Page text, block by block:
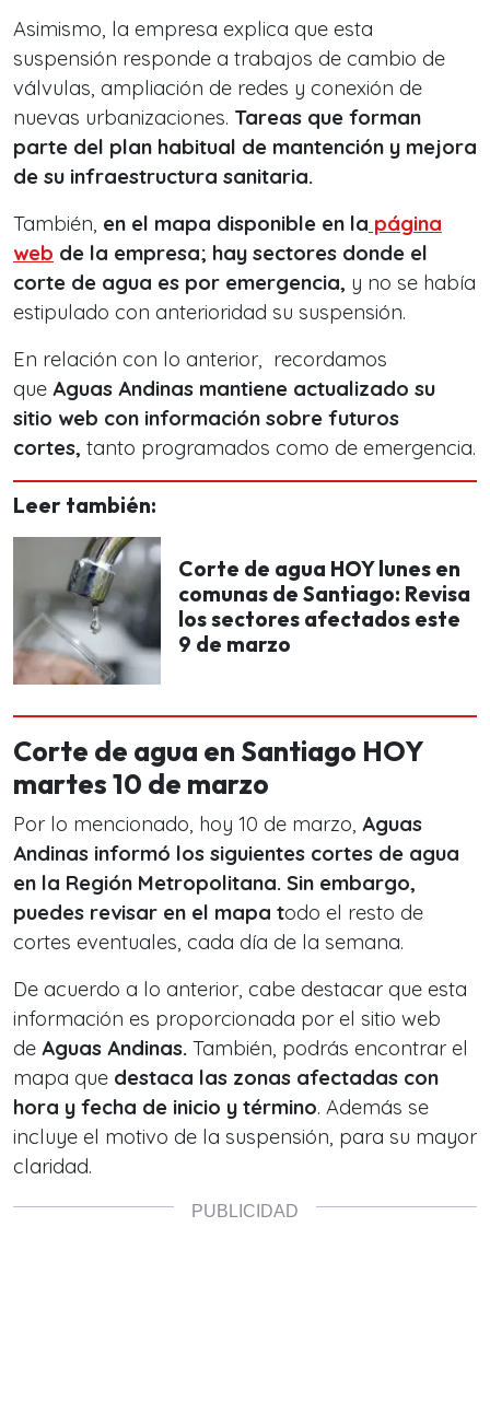
Asimismo, la empresa explica que esta
suspensión responde a trabajos de cambio de
válvulas, ampliación de redes y conexión de
nuevas urbanizaciones. Tareas que forman
parte del plan habitual de mantención y mejora
de su infraestructura sanitaria.
También, en el mapa disponible en la página
web de la empresa; hay sectores donde el
corte de agua es por emergencia, y no se había
estipulado con anterioridad su suspensión.
En relación con lo anterior, recordamos
que Aguas Andinas mantiene actualizado su
sitio web con información sobre futuros
cortes, tanto programados como de emergencia.
Leer también:
Corte de agua HOY lunes en
comunas de Santiago: Revisa
los sectores afectados este
9 de marzo
Corte de agua en Santiago HOY
martes 10 de marzo
Por lo mencionado, hoy 10 de marzo, Aguas
Andinas informó los siguientes cortes de agua
en la Región Metropolitana. Sin embargo,
puedes revisar en el mapa todo el resto de
cortes eventuales, cada día de la semana.
De acuerdo a lo anterior, cabe destacar que esta
información es proporcionada por el sitio web
de Aguas Andinas. También, podrás encontrar el
mapa que destaca las zonas afectadas con
hora y fecha de inicio y término. Además se
incluye el motivo de la suspensión, para su mayor
claridad.